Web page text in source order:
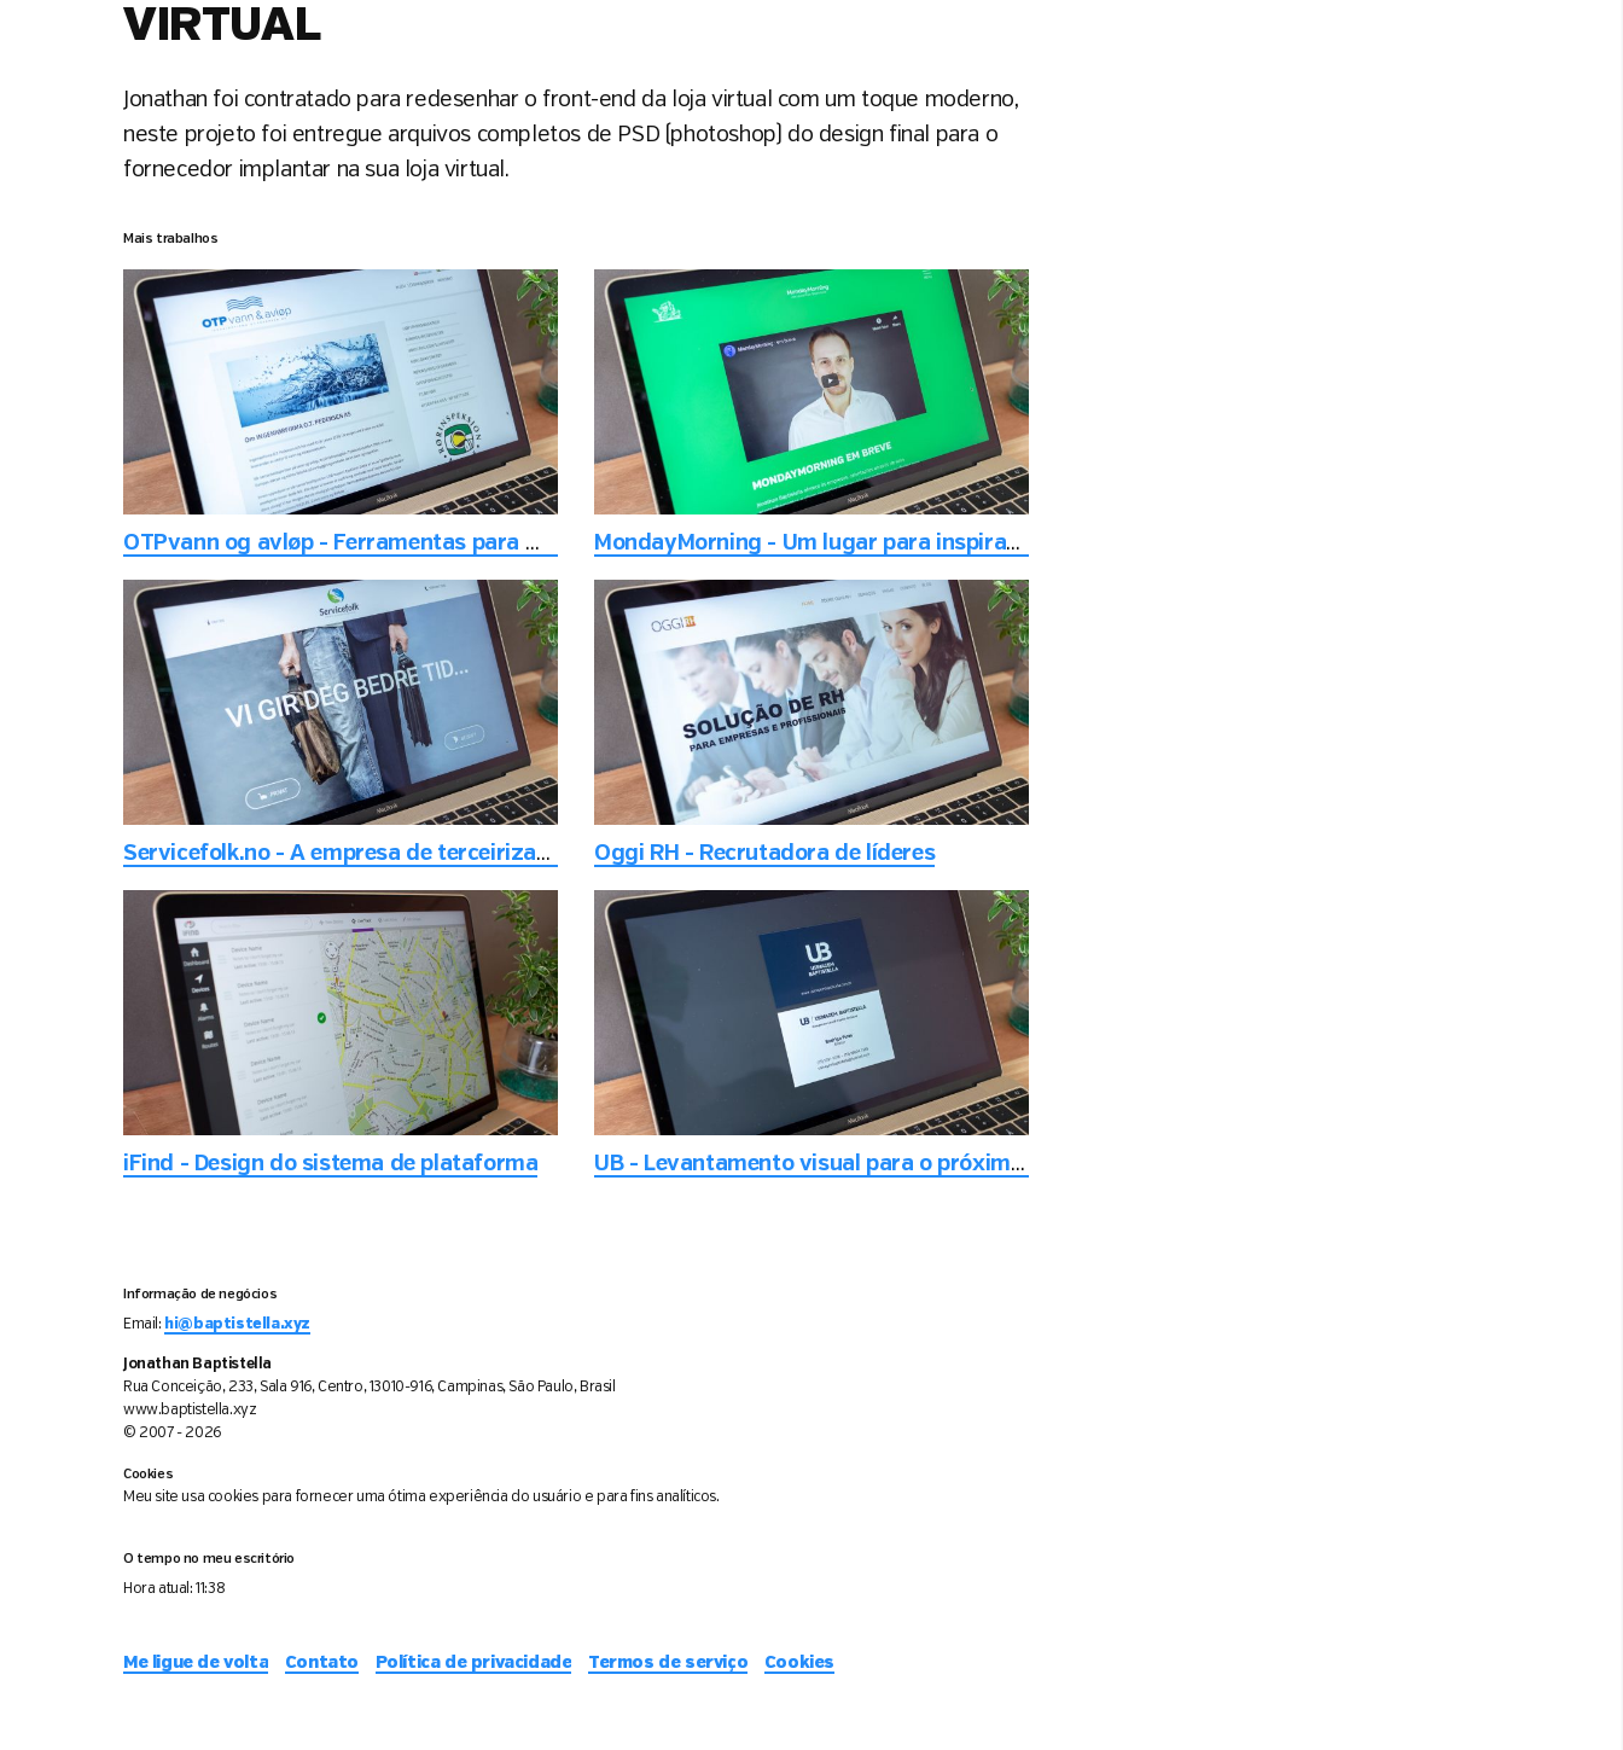
VIRTUAL
Jonathan foi contratado para redesenhar o front-end da loja virtual com um toque moderno,
neste projeto foi entregue arquivos completos de PSD (photoshop) do design final para o
fornecedor implantar na sua loja virtual.
Mais trabalhos
OTPvann og avløp - Ferramentas para manutenção de tubos de água MondayMorning - Um lugar para inspiração, inovação, futuros negócios e oportunidades
Servicefolk.no - A empresa de terceirização de serviços Oggi RH - Recrutadora de líderes
iFind - Design do sistema de plataforma UB - Levantamento visual para o próximo nível de negócios
Informação de negócios
Email: hi@baptistella.xyz
Jonathan Baptistella
Rua Conceição, 233, Sala 916, Centro, 13010-916, Campinas, São Paulo, Brasil
www.baptistella.xyz
© 2007 - 2026
Cookies
Meu site usa cookies para fornecer uma ótima experiência do usuário e para fins analíticos.
O tempo no meu escritório
Hora atual:11:38
Me ligue de volta Contato Política de privacidade Termos de serviço Cookies